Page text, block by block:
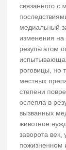
связанного с
медиальный
изменения на
результатом
роговицы, но
местных
степени
ослепла в
вызванных
животное
заворота век,
пожизненном